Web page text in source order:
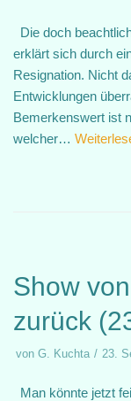
Die doch
erklärt sich durch
Resignation. Nicht
Entwicklungen
Bemerkenswert ist
welcher…
Show
zurück
von G. Kuchta 23.
Man könnte jetzt